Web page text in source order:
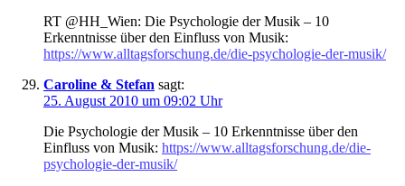
RT @HH_Wien: Die Psychologie der Musik – 10
Erkenntnisse über den Einfluss von Musik:
https://www.alltagsforschung.de/die-psychologie-der-musik/
Caroline & Stefan sagt:
25. August 2010 um 09:02 Uhr
Die Psychologie der Musik – 10 Erkenntnisse über den
Einfluss von Musik: https://www.alltagsforschung.de/die-
psychologie-der-musik/